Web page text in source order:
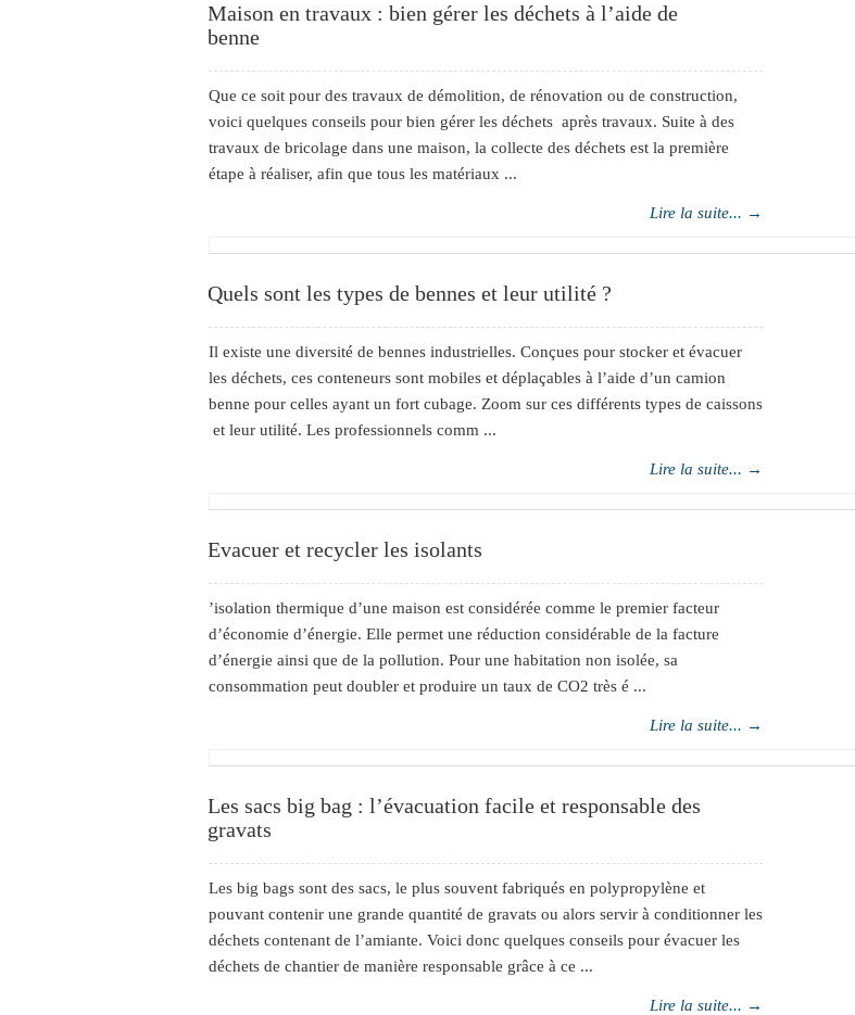
Maison en travaux : bien gérer les déchets à l’aide de
benne
Que ce soit pour des travaux de démolition, de rénovation ou de construction,
voici quelques conseils pour bien gérer les déchets après travaux. Suite à des
travaux de bricolage dans une maison, la collecte des déchets est la première
étape à réaliser, afin que tous les matériaux ...
Lire la suite... →
Quels sont les types de bennes et leur utilité ?
Il existe une diversité de bennes industrielles. Conçues pour stocker et évacuer
les déchets, ces conteneurs sont mobiles et déplaçables à l’aide d’un camion
benne pour celles ayant un fort cubage. Zoom sur ces différents types de caissons
et leur utilité. Les professionnels comm ...
Lire la suite... →
Evacuer et recycler les isolants
’isolation thermique d’une maison est considérée comme le premier facteur
d’économie d’énergie. Elle permet une réduction considérable de la facture
d’énergie ainsi que de la pollution. Pour une habitation non isolée, sa
consommation peut doubler et produire un taux de CO2 très é ...
Lire la suite... →
Les sacs big bag : l’évacuation facile et responsable des
gravats
Les big bags sont des sacs, le plus souvent fabriqués en polypropylène et
pouvant contenir une grande quantité de gravats ou alors servir à conditionner les
déchets contenant de l’amiante. Voici donc quelques conseils pour évacuer les
déchets de chantier de manière responsable grâce à ce ...
Lire la suite... →